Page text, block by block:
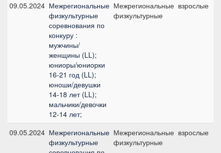
09.05.2024 Межрегиональные
физкультурные
соревнования по
конкуру :
мужчины/
женщины (LL);
юниоры/юниорки
16-21 год (LL);
юноши/девушки
14-18 лет (LL);
мальчики/девочки
12-14 лет;
Межрегиональные
физкультурные
взрослые
09.05.2024 Межрегиональные
физкультурные
Межрегиональные
физкультурные
взрослые